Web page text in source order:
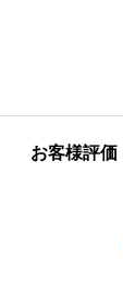
お客様評価